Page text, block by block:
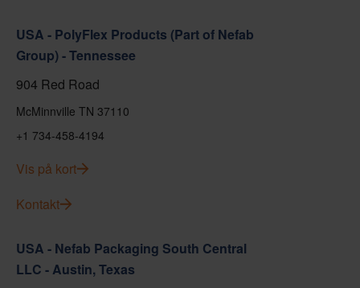
USA - PolyFlex Products (Part of Nefab
Group) - Tennessee
904 Red Road
McMinnville TN 37110
+1 734-458-4194
Vis på kort
Kontakt
USA - Nefab Packaging South Central
LLC - Austin, Texas